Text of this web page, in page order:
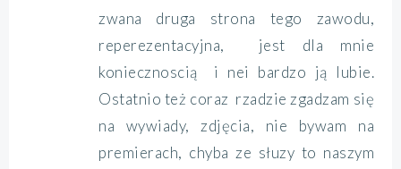
zwana druga strona tego zawodu,
reperezentacyjna, jest dla mnie
koniecznoscią i nei bardzo ją lubie.
Ostatnio też coraz rzadzie zgadzam się
na wywiady, zdjęcia, nie bywam na
premierach, chyba ze słuzy to naszym